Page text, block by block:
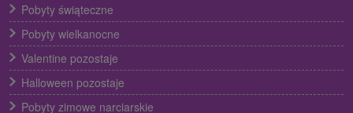
Pobyty świąteczne
Pobyty wielkanocne
Valentine pozostaje
Halloween pozostaje
Pobyty zimowe narciarskie